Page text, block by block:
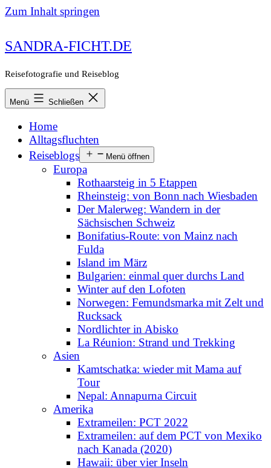
Zum Inhalt springen
SANDRA-FICHT.DE
Reisefotografie und Reiseblog
Menü Schließen
Home
Alltagsfluchten
Reiseblogs
Menü öffnen
Europa
Rothaarsteig in 5 Etappen
Rheinsteig: von Bonn nach Wiesbaden
Der Malerweg: Wandern in der
Sächsischen Schweiz
Bonifatius-Route: von Mainz nach
Fulda
Island im März
Bulgarien: einmal quer durchs Land
Winter auf den Lofoten
Norwegen: Femundsmarka mit Zelt und
Rucksack
Nordlichter in Abisko
La Réunion: Strand und Trekking
Asien
Kamtschatka: wieder mit Mama auf
Tour
Nepal: Annapurna Circuit
Amerika
Extrameilen: PCT 2022
Extrameilen: auf dem PCT von Mexiko
nach Kanada (2020)
Hawaii: über vier Inseln